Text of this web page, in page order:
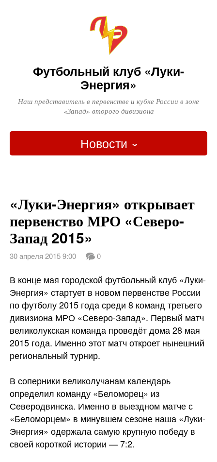
Футбольный клуб «Луки-
Энергия»
Наш представитель в первенстве и кубке России в зоне
«Запад» второго дивизиона
Новости
Вопрос-ответ
«Луки-Энергия» открывает
первенство МРО «Северо-
Запад 2015»
30 апреля 2015 9:00 0
В конце мая городской футбольный клуб «Луки-
Энергия» стартует в новом первенстве России
по футболу 2015 года среди 8 команд третьего
дивизиона МРО «Северо-Запад». Первый матч
великолукская команда проведёт дома 28 мая
2015 года. Именно этот матч откроет нынешний
региональный турнир.
В соперники великолучанам календарь
определил команду «Беломорец» из
Северодвинска. Именно в выездном матче с
«Беломорцем» в минувшем сезоне наша «Луки-
Энергия» одержала самую крупную победу в
своей короткой истории — 7:2.